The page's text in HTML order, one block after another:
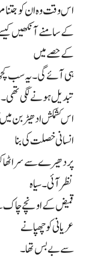
اس وقت وہ ان کو جتنا
کے سامنے آنکھیں کیسے
کے حصے میں
ہی آئے گی۔ یہ سب
تبدیل ہونے لگی تھی۔
اس کشمکش ادھیڑ بن
انسانی خصلت کی بنا
پر دھیرے سے سر اٹھا
نظر آئی۔ سیاہ
قمیض کے اونچے چاک
عریانی کو چھپانے
سے بے بس تھا۔